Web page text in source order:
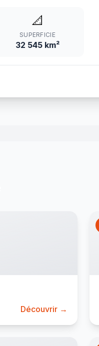
📐
SUPERFICIE
32 545 km²
Découvrir →